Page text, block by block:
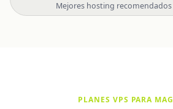
Mejores hosting
PLANES VPS PARA